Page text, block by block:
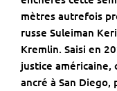
mètres autrefois
russe Suleiman
Kremlin. Saisi en
justice
ancré à San